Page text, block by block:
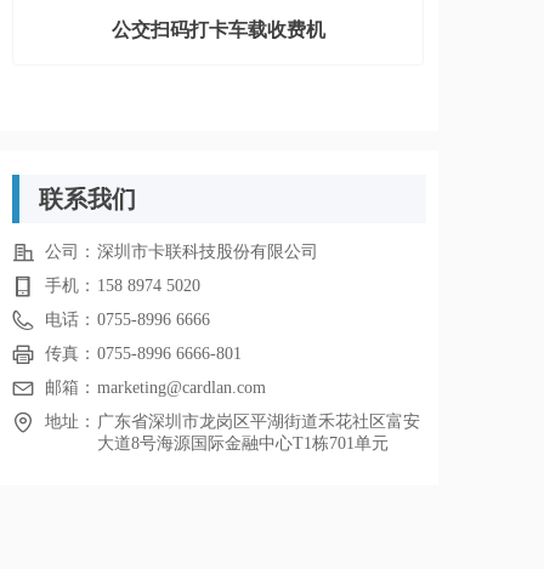
公交扫码打卡车载收费机
联系我们
公司： 深圳市卡联科技股份有限公司
手机： 158 8974 5020
电话： 0755-8996 6666
传真： 0755-8996 6666-801
邮箱： marketing@cardlan.com
地址： 广东省深圳市龙岗区平湖街道禾花社区富安
大道8号海源国际金融中心T1栋701单元